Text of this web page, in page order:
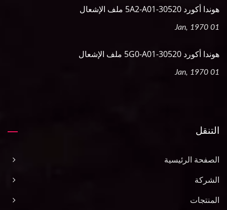
هوندا أكورد 30520-5A2-A01 ملف الإشعال
01 Jan, 1970
هوندا أكورد 30520-5G0-A01 ملف الإشعال
01 Jan, 1970
التنقل
الصفحة الرئيسية
الشركة
المنتجات